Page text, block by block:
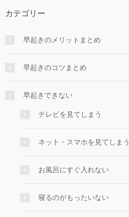
カテゴリー
早起きのメリットまとめ
早起きのコツまとめ
早起きできない
テレビを見てしまう
ネット・スマホを見てしまう
お風呂にすぐ入れない
寝るのがもったいない